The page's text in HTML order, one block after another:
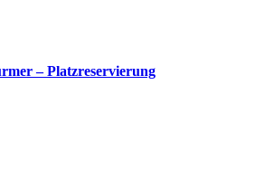
– Platzreservierung